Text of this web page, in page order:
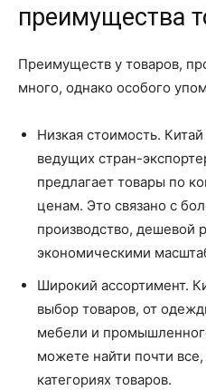
преимущества
Преимуществ у товаров,
много, однако особого
Низкая стоимость.
ведущих стран-
предлагает товары по
ценам. Это связано с
производство, дешевой
экономическими
Широкий ассортимент.
выбор товаров, от
мебели и
можете найти почти
категориях товаров.